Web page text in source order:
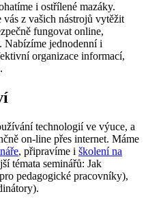
i ostřílené mazáky.
z vašich nástrojů vytěžit
fungovat online,
Nabízíme jednodenní i
organizace informací,
technologií ve výuce, a
on-line přes internet. Máme
, připravíme i školení na
témata seminářů: Jak
pedagogické pracovníky),